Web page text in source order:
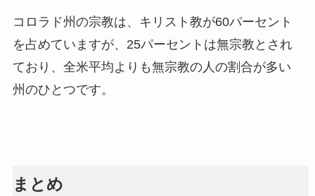
コロラド州の宗教は、キリスト教が60パーセント
を占めていますが、25パーセントは無宗教とされ
ており、全米平均よりも無宗教の人の割合が多い
州のひとつです。
まとめ